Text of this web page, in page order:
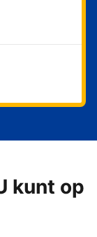
kunt op